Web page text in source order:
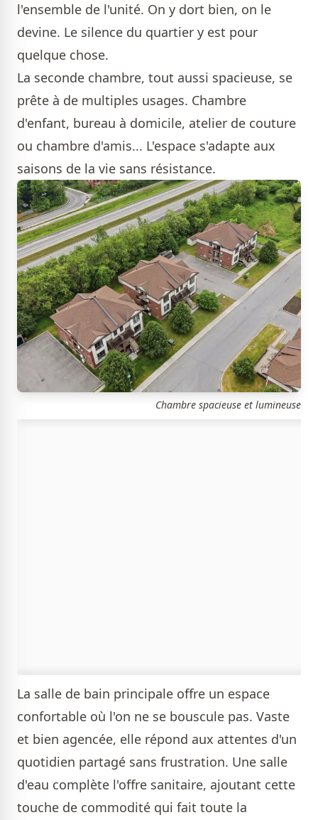
l'ensemble de l'unité. On y dort bien, on le
devine. Le silence du quartier y est pour
quelque chose.
La seconde chambre, tout aussi spacieuse, se
prête à de multiples usages. Chambre
d'enfant, bureau à domicile, atelier de couture
ou chambre d'amis... L'espace s'adapte aux
saisons de la vie sans résistance.
Chambre spacieuse et lumineuse
La salle de bain principale offre un espace
confortable où l'on ne se bouscule pas. Vaste
et bien agencée, elle répond aux attentes d'un
quotidien partagé sans frustration. Une salle
d'eau complète l'offre sanitaire, ajoutant cette
touche de commodité qui fait toute la